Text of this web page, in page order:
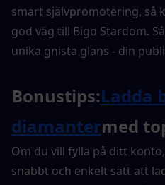
smart självpromotering, så
god väg till Bigo Stardom.
unika gnista glans - din
Bonustips:Ladda
diamantermed
Om du vill fylla på ditt konto,
snabbt och enkelt sätt att